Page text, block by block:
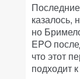
казалось,
но
EPO
что этот
подходит